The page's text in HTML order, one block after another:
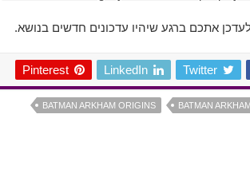
אתכם ברגע שיהיו עדכונים חדשים בנושא.
Twitter
LinkedIn
Pinterest
BATMAN
BATMAN ARKHAM ORIGINS